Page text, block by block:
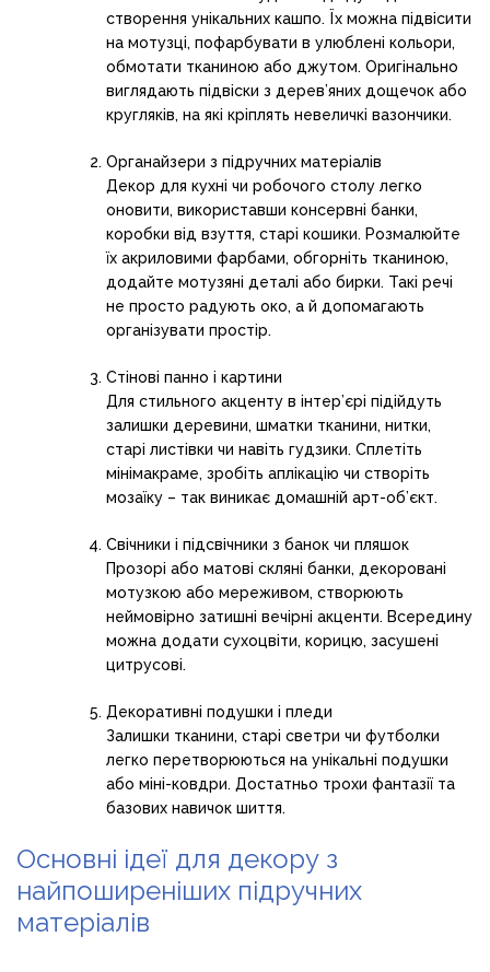
створення унікальних кашпо. Їх можна підвісити
на мотузці, пофарбувати в улюблені кольори,
обмотати тканиною або джутом. Оригінально
виглядають підвіски з дерев’яних дощечок або
кругляків, на які кріплять невеличкі вазончики.
Органайзери з підручних матеріалів
Декор для кухні чи робочого столу легко
оновити, використавши консервні банки,
коробки від взуття, старі кошики. Розмалюйте
їх акриловими фарбами, обгорніть тканиною,
додайте мотузяні деталі або бирки. Такі речі
не просто радують око, а й допомагають
організувати простір.
Стінові панно і картини
Для стильного акценту в інтер’єрі підійдуть
залишки деревини, шматки тканини, нитки,
старі листівки чи навіть гудзики. Сплетіть
мінімакраме, зробіть аплікацію чи створіть
мозаїку – так виникає домашній арт-об’єкт.
Свічники і підсвічники з банок чи пляшок
Прозорі або матові скляні банки, декоровані
мотузкою або мереживом, створюють
неймовірно затишні вечірні акценти. Всередину
можна додати сухоцвіти, корицю, засушені
цитрусові.
Декоративні подушки і пледи
Залишки тканини, старі светри чи футболки
легко перетворюються на унікальні подушки
або міні-ковдри. Достатньо трохи фантазії та
базових навичок шиття.
Основні ідеї для декору з
найпоширеніших підручних
матеріалів